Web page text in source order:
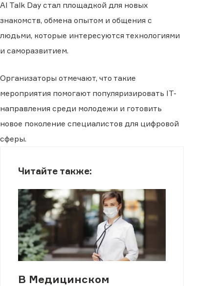
AI Talk Day стал площадкой для новых
знакомств, обмена опытом и общения с
людьми, которые интересуются технологиями
и саморазвитием.
Организаторы отмечают, что такие
мероприятия помогают популяризировать IT-
направления среди молодежи и готовить
новое поколение специалистов для цифровой
сферы.
Читайте также:
В Медицинском